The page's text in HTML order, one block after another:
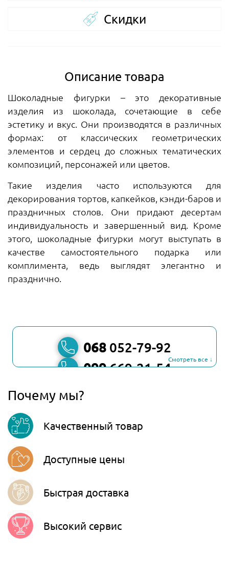
Скидки
Описание товара
Шоколадные фигурки – это декоративные
изделия из шоколада, сочетающие в себе
эстетику и вкус. Они производятся в различных
формах: от классических геометрических
элементов и сердец до сложных тематических
композиций, персонажей или цветов.
Такие изделия часто используются для
декорирования тортов, капкейков, кэнди-баров и
праздничных столов. Они придают десертам
индивидуальность и завершенный вид. Кроме
этого, шоколадные фигурки могут выступать в
качестве самостоятельного подарка или
комплимента, ведь выглядят элегантно и
празднично.
068 052-79-92
099669-21-54
067
Telegram
Смотреть все ↓
Почему мы?
Качественный товар
Доступные цены
Быстрая доставка
Высокий сервис